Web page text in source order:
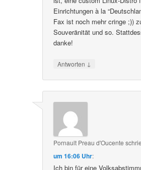
Einrichtungen à la
Fax ist noch mehr cringe ;))
Souveränität und so.
danke!
Antworten ↓
Pornault Preau d'Oucente
um 16:06 Uhr:
Ich bin für eine